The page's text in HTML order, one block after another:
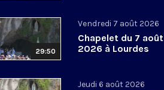
29:50
Vendredi 7 août 2026
Chapelet du 7 août
2026 à Lourdes
Jeudi 6 août 2026